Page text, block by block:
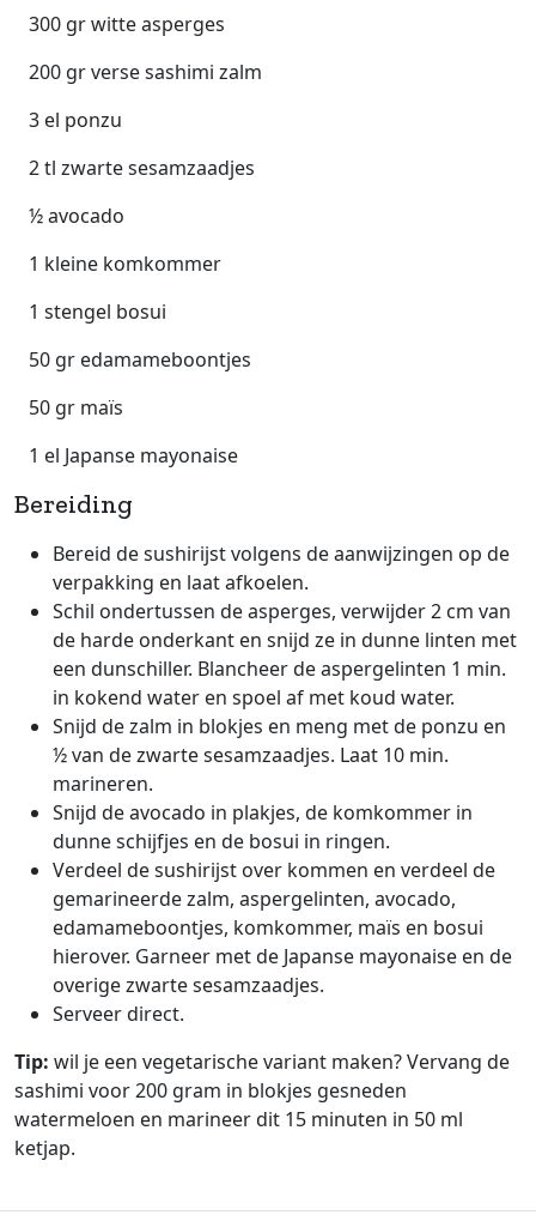
300 gr witte asperges
200 gr verse sashimi zalm
3 el ponzu
2 tl zwarte sesamzaadjes
½ avocado
1 kleine komkommer
1 stengel bosui
50 gr edamameboontjes
50 gr maïs
1 el Japanse mayonaise
Bereiding
Bereid de sushirijst volgens de aanwijzingen op de
verpakking en laat afkoelen.
Schil ondertussen de asperges, verwijder 2 cm van
de harde onderkant en snijd ze in dunne linten met
een dunschiller. Blancheer de aspergelinten 1 min.
in kokend water en spoel af met koud water.
Snijd de zalm in blokjes en meng met de ponzu en
½ van de zwarte sesamzaadjes. Laat 10 min.
marineren.
Snijd de avocado in plakjes, de komkommer in
dunne schijfjes en de bosui in ringen.
Verdeel de sushirijst over kommen en verdeel de
gemarineerde zalm, aspergelinten, avocado,
edamameboontjes, komkommer, maïs en bosui
hierover. Garneer met de Japanse mayonaise en de
overige zwarte sesamzaadjes.
Serveer direct.
Tip: wil je een vegetarische variant maken? Vervang de
sashimi voor 200 gram in blokjes gesneden
watermeloen en marineer dit 15 minuten in 50 ml
ketjap.